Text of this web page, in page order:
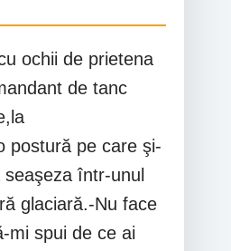
ochii de prietena
de tanc
postură pe care şi-
într-unul
glaciară.-Nu face
mi spui de ce ai